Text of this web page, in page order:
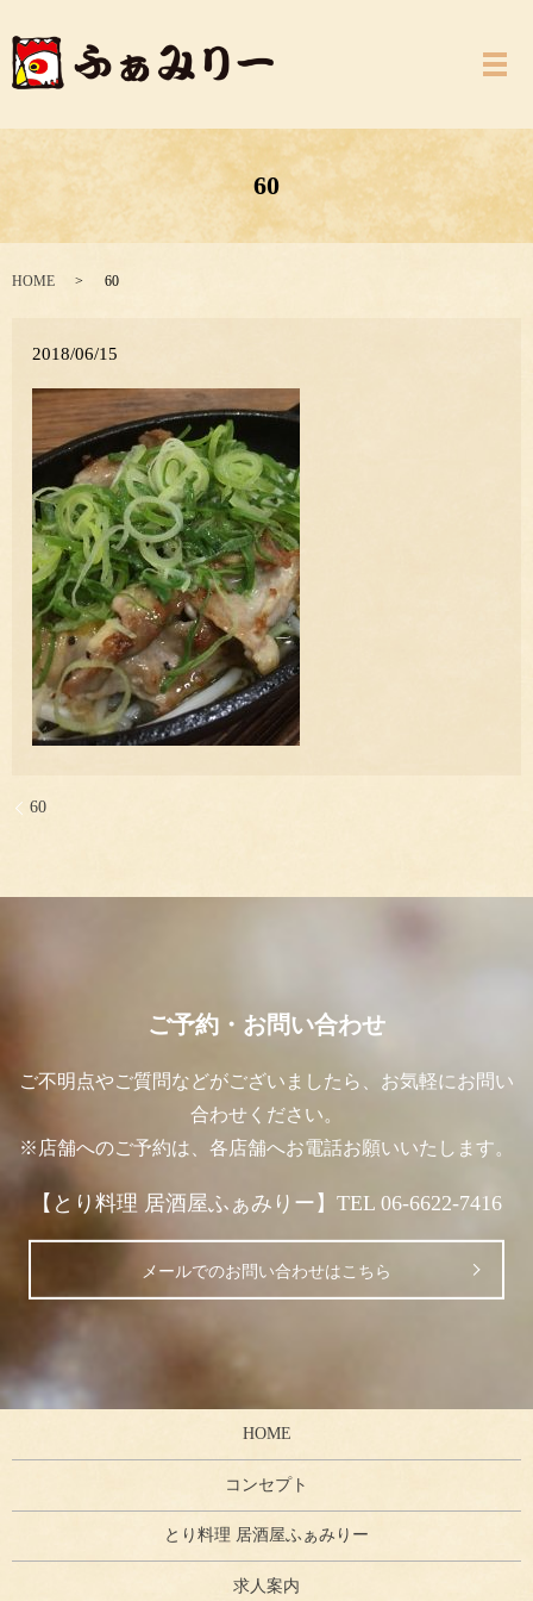
メ
60
HOME 60
2018/06/15
60
ご予約・お問い合わせ
ご不明点やご質問などがございましたら、お気軽にお問い
合わせください。
※店舗へのご予約は、各店舗へお電話お願いいたします。
【とり料理 居酒屋ふぁみりー】TEL 06-6622-7416
メールでのお問い合わせはこちら
HOME
コンセプト
とり料理 居酒屋ふぁみりー
求人案内